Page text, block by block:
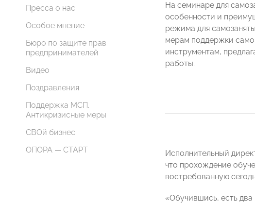
Пресса о нас
Особое мнение
Бюро по защите прав
предпринимателей
Видео
Поздравления
Поддержка МСП.
Антикризисные меры
СВОй бизнес
ОПОРА — СТАРТ
На семинаре для
особенности и
режима для
мерам поддержки
инструментам,
работы.
Исполнительный
что прохождение
востребованную
«Обучившись, есть два